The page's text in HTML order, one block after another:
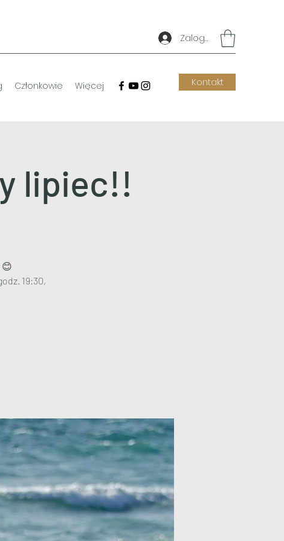
Zaloguj się
Członkowie Więcej Kontakt
lipiec!!
😊
19:30,